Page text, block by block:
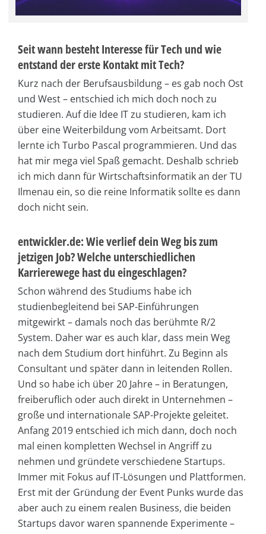
Seit wann besteht Interesse für Tech und wie
entstand der erste Kontakt mit Tech?
Kurz nach der Berufsausbildung – es gab noch Ost
und West – entschied ich mich doch noch zu
studieren. Auf die Idee IT zu studieren, kam ich
über eine Weiterbildung vom Arbeitsamt. Dort
lernte ich Turbo Pascal programmieren. Und das
hat mir mega viel Spaß gemacht. Deshalb schrieb
ich mich dann für Wirtschaftsinformatik an der TU
Ilmenau ein, so die reine Informatik sollte es dann
doch nicht sein.
entwickler.de: Wie verlief dein Weg bis zum
jetzigen Job? Welche unterschiedlichen
Karrierewege hast du eingeschlagen?
Schon während des Studiums habe ich
studienbegleitend bei SAP-Einführungen
mitgewirkt – damals noch das berühmte R/2
System. Daher war es auch klar, dass mein Weg
nach dem Studium dort hinführt. Zu Beginn als
Consultant und später dann in leitenden Rollen.
Und so habe ich über 20 Jahre – in Beratungen,
freiberuflich oder auch direkt in Unternehmen –
große und internationale SAP-Projekte geleitet.
Anfang 2019 entschied ich mich dann, doch noch
mal einen kompletten Wechsel in Angriff zu
nehmen und gründete verschiedene Startups.
Immer mit Fokus auf IT-Lösungen und Plattformen.
Erst mit der Gründung der Event Punks wurde das
aber auch zu einem realen Business, die beiden
Startups davor waren spannende Experimente –